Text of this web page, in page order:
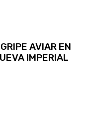
AVIAR EN
IMPERIAL